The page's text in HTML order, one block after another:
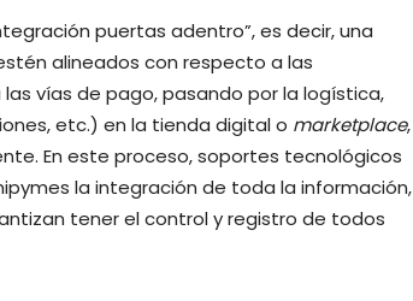
puertas adentro”, es decir, una
alineados con respecto a las
las vías de pago, pasando por la logística,
etc.) en la tienda digital o marketplace,
En este proceso, soportes tecnológicos
la integración de toda la información,
tener el control y registro de todos